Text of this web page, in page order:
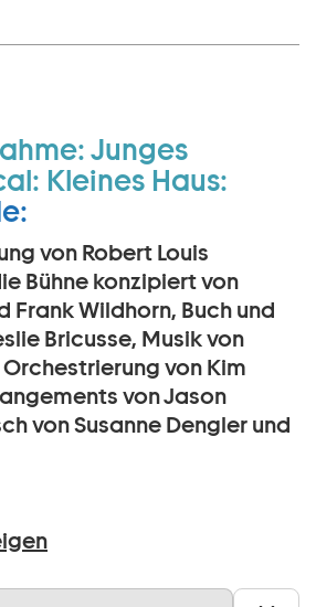
Junges
Kleines Haus:
von Robert Louis
Bühne konzipiert von
Frank Wildhorn, Buch und
Bricusse, Musik von
von Kim
von Jason
von Susanne Dengler und